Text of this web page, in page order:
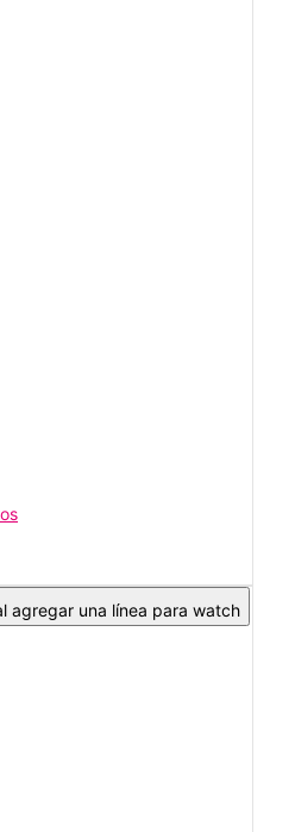
agregar una línea para watch